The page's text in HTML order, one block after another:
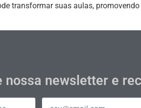
transformar suas aulas,
nossa newsletter e